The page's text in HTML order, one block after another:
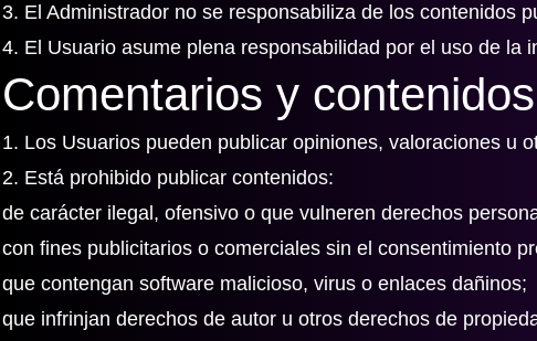
3. El Administrador no se responsabiliza de los contenidos
4. El Usuario asume plena responsabilidad por el uso de
Comentarios y
1. Los Usuarios pueden publicar opiniones, valoraciones u
2. Está prohibido publicar contenidos:
de carácter ilegal, ofensivo o que vulneren derechos
con fines publicitarios o comerciales sin el consentimiento
que contengan software malicioso, virus o enlaces dañinos;
que infrinjan derechos de autor u otros derechos de